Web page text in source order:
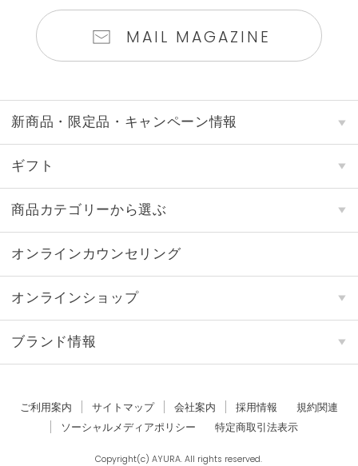
MAIL MAGAZINE
新商品・限定品・キャンペーン情報
ギフト
商品カテゴリーから選ぶ
オンラインカウンセリング
オンラインショップ
ブランド情報
ご利用案内 サイトマップ 会社案内 採用情報
規約関連
ソーシャルメディアポリシー
特定商取引法表示
Copyright(c) AYURA. All rights reserved.